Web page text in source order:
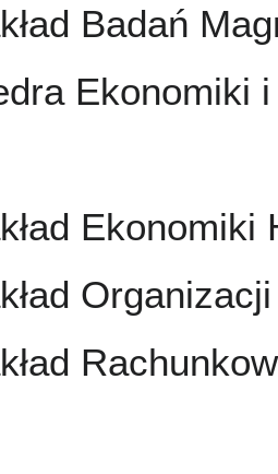
Badań
Ekonomiki